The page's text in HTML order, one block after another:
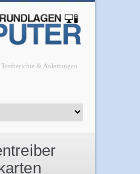
& Anleitungen